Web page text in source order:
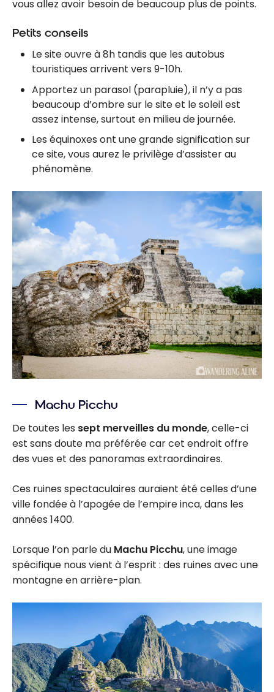
vous allez avoir besoin de beaucoup plus de points.
Petits conseils
Le site ouvre à 8h tandis que les autobus
touristiques arrivent vers 9-10h.
Apportez un parasol (parapluie), il n’y a pas
beaucoup d’ombre sur le site et le soleil est
assez intense, surtout en milieu de journée.
Les équinoxes ont une grande signification sur
ce site, vous aurez le privilège d’assister au
phénomène.
Machu Picchu
De toutes les sept merveilles du monde, celle-ci
est sans doute ma préférée car cet endroit offre
des vues et des panoramas extraordinaires.
Ces ruines spectaculaires auraient été celles d’une
ville fondée à l’apogée de l’empire inca, dans les
années 1400.
Lorsque l’on parle du Machu Picchu, une image
spécifique nous vient à l’esprit : des ruines avec une
montagne en arrière-plan.